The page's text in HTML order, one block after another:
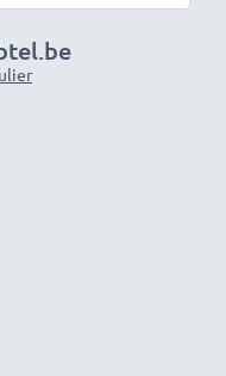
van subtel –
optimale
prijs.
2004 weten wij,